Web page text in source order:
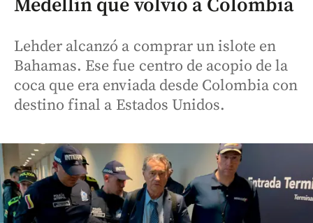
Medellín que volvió a Colombia
Lehder alcanzó a comprar un islote en
Bahamas. Ese fue centro de acopio de la
coca que era enviada desde Colombia con
destino final a Estados Unidos.